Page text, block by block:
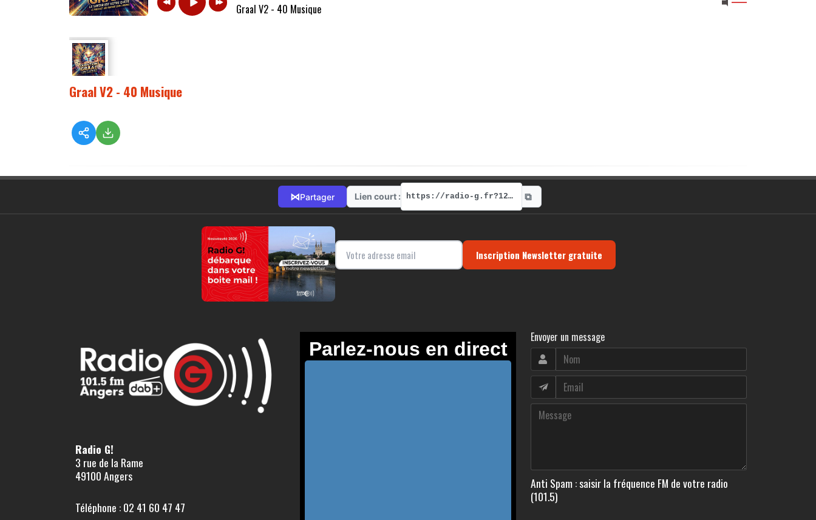
Graal V2 - 40 Musique
Graal V2 - 40 Musique
⋈Partager Lien court : https://radio-g.fr?12257 ⧉
Inscription Newsletter gratuite
Radio G!
3 rue de la Rame
49100 Angers
Téléphone : 02 41 60 47 47
Envoyer un message
Anti Spam : saisir la fréquence FM de votre radio
(101.5)